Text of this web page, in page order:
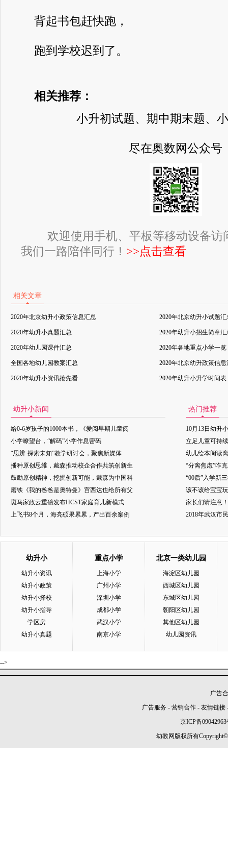
背起书包赶快跑，
跑到学校迟到了。
相关推荐：
小升初试题、期中期末题、
尽在奥数网公众号
欢迎使用手机、平板等移动设备访
我们一路陪伴同行！ >>点击查看
相关文章
2020年北京幼升小政策信息汇总 2020年北京幼升小试题汇
2020年幼升小真题汇总 2020年幼升小招生简章汇
2020年幼儿园课件汇总 2020年各地重点小学一览
全国各地幼儿园教案汇总 2020年北京幼升政策信息
2020年幼升小资讯抢先看 2020年幼升小升学时间表
幼升小新闻
给0-6岁孩子的1000本书，《爱阅早期儿童阅
小学瞭望台，“解码”小学作息密码
“思辨·探索未知”教学研讨会，聚焦新媒体
播种原创思维，戴森推动校企合作共筑创新生
鼓励原创精神，挖掘创新可能，戴森为中国科
磨铁《我的爸爸是奥特曼》宫西达也给所有父
斑马家政云重磅发布HCST家庭育儿新模式
上飞书8个月，海亮硕果累累，产出百余案例
热门推荐
10月13日幼升
立足儿童可持
幼儿绘本阅读
“分离焦虑”咋
“00后”入学新
该不该给宝宝
家长们请注意
2018年武汉市
幼升小
幼升小资讯
幼升小政策
幼升小择校
幼升小指导
学区房
幼升小真题
重点小学
上海小学
广州小学
深圳小学
成都小学
武汉小学
南京小学
北京一类幼儿园
海淀区幼儿园
西城区幼儿园
东城区幼儿园
朝阳区幼儿园
其他区幼儿园
幼儿园资讯
-->
广告
广告服务 - 营销合作 - 友情链接
京ICP备09042963
幼教网版权所有